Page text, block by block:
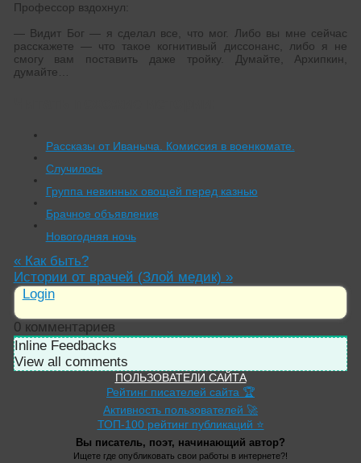
Профессор вздохнул:
— Видит Бог — я сделал все, что мог. Либо вы мне сейчас
расскажете — что такое когнитивый диссонанс, либо я не
смогу вам поставить даже тройку. Думайте, Архипкин,
думайте…
Рассказы от Иваныча. Комиссия в военкомате.
Случилось
Группа невинных овощей перед казнью
Брачное объявление
Новогодняя ночь
«Как быть?
Истории от врачей (Злой медик) »
Login
0комментариев
Inline Feedbacks
View all comments
ПОЛЬЗОВАТЕЛИ САЙТА
Рейтинг писателей сайта 🏆
Активность пользователей 🚀
ТОП-100 рейтинг публикаций ⭐
Вы писатель, поэт, начинающий автор?
Ищете где опубликовать свои работы в интернете?!